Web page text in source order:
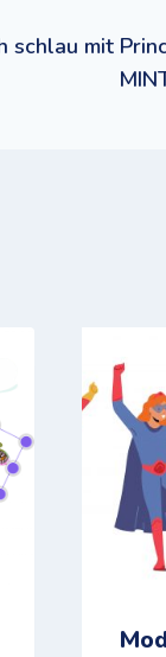
schlau mit